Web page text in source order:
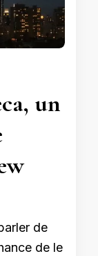
un
de
de le